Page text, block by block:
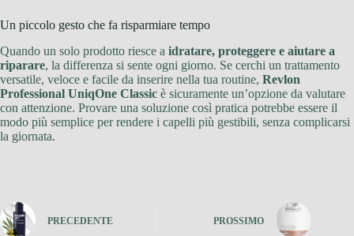
Un piccolo gesto che fa risparmiare tempo
Quando un solo prodotto riesce a idratare, proteggere e aiutare a
riparare, la differenza si sente ogni giorno. Se cerchi un trattamento
versatile, veloce e facile da inserire nella tua routine, Revlon
Professional UniqOne Classic è sicuramente un’opzione da valutare
con attenzione. Provare una soluzione così pratica potrebbe essere il
modo più semplice per rendere i capelli più gestibili, senza complicarsi
la giornata.
PRECEDENTE PROSSIMO